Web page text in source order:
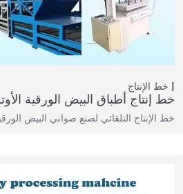
خط الإنتاج
خط إنتاج أطباق البيض الورقية
خط الإنتاج التلقائي لصنع صواني البيض